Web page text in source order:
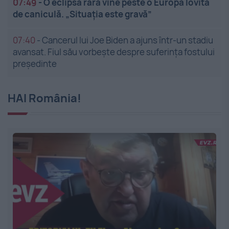
07:49 -O eclipsă rară vine peste o Europă lovită
de caniculă. „Situația este gravă”
07:40 -Cancerul lui Joe Biden a ajuns într-un stadiu
avansat. Fiul său vorbește despre suferința fostului
președinte
HAI România!